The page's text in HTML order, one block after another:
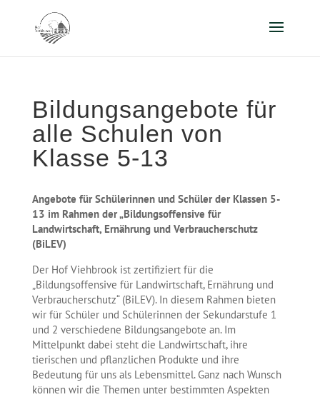
Bildungsangebote für
alle Schulen von
Klasse 5-13
Angebote für Schülerinnen und Schüler der Klassen 5-
13 im Rahmen der „Bildungsoffensive für
Landwirtschaft, Ernährung und Verbraucherschutz
(BiLEV)
Der Hof Viehbrook ist zertifiziert für die
„Bildungsoffensive für Landwirtschaft, Ernährung und
Verbraucherschutz“ (BiLEV). In diesem Rahmen bieten
wir für Schüler und Schülerinnen der Sekundarstufe 1
und 2 verschiedene Bildungsangebote an. Im
Mittelpunkt dabei steht die Landwirtschaft, ihre
tierischen und pflanzlichen Produkte und ihre
Bedeutung für uns als Lebensmittel. Ganz nach Wunsch
können wir die Themen unter bestimmten Aspekten